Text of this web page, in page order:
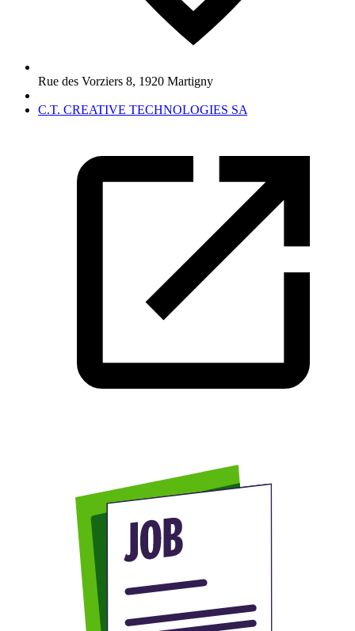
Rue des Vorziers 8, 1920 Martigny
C.T. CREATIVE TECHNOLOGIES SA